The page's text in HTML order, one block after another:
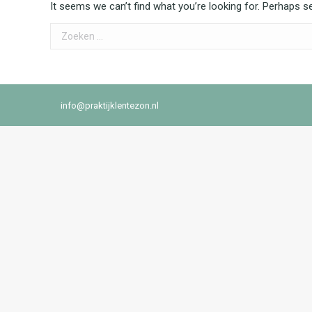
It seems we can’t find what you’re looking for. Perhaps
Search:
info@praktijklentezon.nl